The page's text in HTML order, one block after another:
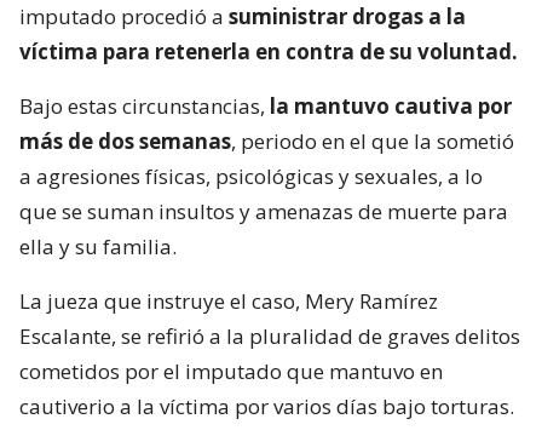
imputado procedió a suministrar drogas a la
víctima para retenerla en contra de su voluntad.
Bajo estas circunstancias, la mantuvo cautiva por
más de dos semanas, periodo en el que la sometió
a agresiones físicas, psicológicas y sexuales, a lo
que se suman insultos y amenazas de muerte para
ella y su familia.
La jueza que instruye el caso, Mery Ramírez
Escalante, se refirió a la pluralidad de graves delitos
cometidos por el imputado que mantuvo en
cautiverio a la víctima por varios días bajo torturas.